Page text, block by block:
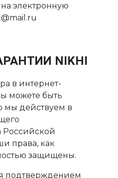
электронную
NIKHI
в интернет-
можете быть
мы действуем в
Российской
права, как
защищены.
подтверждением